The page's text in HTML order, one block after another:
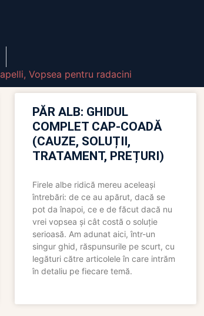
, Vopsea pentru radacini
PĂR ALB: GHIDUL
COMPLET CAP-COADĂ
(CAUZE, SOLUȚII,
TRATAMENT, PREȚURI)
Firele albe ridică mereu aceleași
întrebări: de ce au apărut, dacă se
pot da înapoi, ce e de făcut dacă nu
vrei vopsea și cât costă o soluție
serioasă. Am adunat aici, într-un
singur ghid, răspunsurile pe scurt, cu
legături către articolele în care intrăm
în detaliu pe fiecare temă.